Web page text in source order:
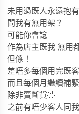
未用過既人永遠抱
問我有無用架？
可能你會諗
作為店主既我 無用
但係！
差唔多每個用完既
而且每個月繼續補
除非賣斷貨🤣
之前有唔少客人同